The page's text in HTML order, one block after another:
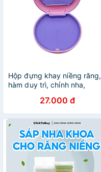
Hộp đựng khay niềng răng,
hàm duy trì, chỉnh nha,
27.000 đ